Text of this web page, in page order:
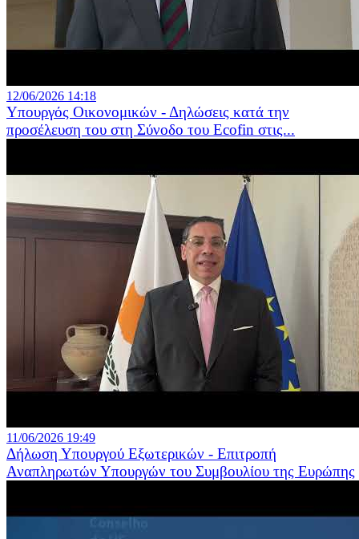
12/06/2026 14:18
Υπουργός Οικονομικών - Δηλώσεις κατά την
προσέλευση του στη Σύνοδο του Ecofin στις...
11/06/2026 19:49
Δήλωση Υπουργού Εξωτερικών - Επιτροπή
Αναπληρωτών Υπουργών του Συμβουλίου της Ευρώπης